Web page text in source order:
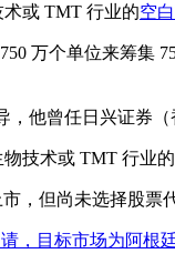
术或 TMT 行业的空
万个单位来筹
他曾任日兴证券
技术或 TMT 行业
，但尚未选择股票
请，目标市场为阿根